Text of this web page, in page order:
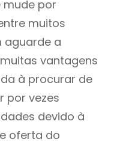
mude por
muitos
aguarde a
vantagens
à procurar de
por vezes
devido à
oferta do